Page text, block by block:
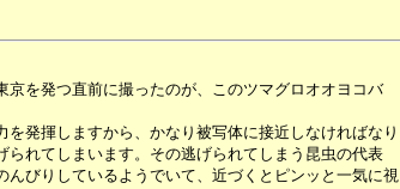
を発つ直前に撮ったのが、このツマグロオオヨコバ
発揮しますから、かなり被写体に接近しなければなり
られてしまいます。その逃げられてしまう昆虫の代表
びりしているようでいて、近づくとピンッと一気に視